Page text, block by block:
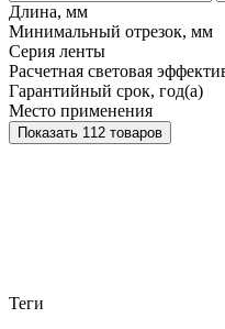
Длина, мм
Минимальный отрезок, мм
Серия ленты
Расчетная световая
Гарантийный срок, год(а)
Место применения
Показать 112 товаров
Теги